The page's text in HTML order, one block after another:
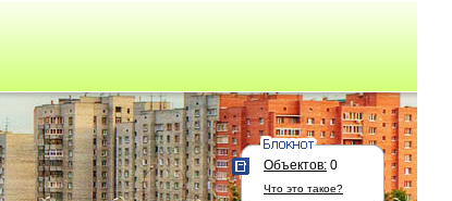
Объектов: 0
Что это такое?